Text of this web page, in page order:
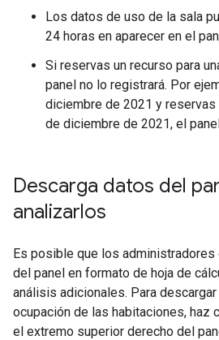
Los datos de uso de la sala
24 horas en aparecer en el
Si reservas un recurso para
panel no lo registrará. Por
diciembre de 2021 y reservas
de diciembre de 2021, el
Descarga datos del
analizarlos
Es posible que los
del panel en formato de hoja de
análisis adicionales. Para
ocupación de las habitaciones, haz
el extremo superior derecho del